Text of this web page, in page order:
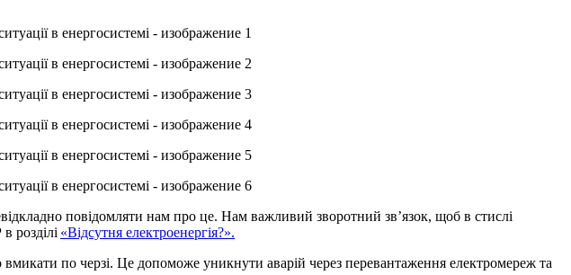
повідомляти нам про це. Нам важливий зворотний зв’язок, щоб в стислі
розділі «Відсутня електроенергія?».
вмикати по черзі. Це допоможе уникнути аварій через перевантаження електромереж та